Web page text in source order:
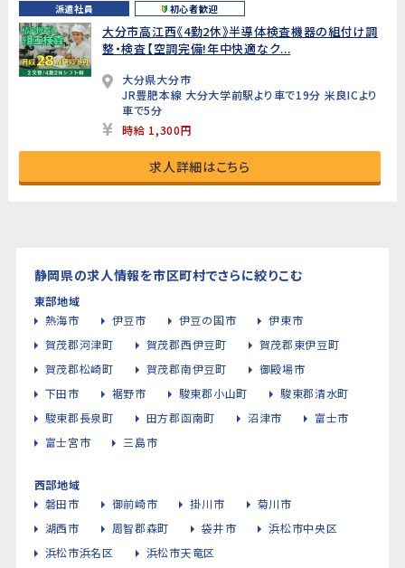
派遣社員 初心者歓迎
大分市高江西《4勤2休》半導体検査機器の組付け調
整・検査【空調完備!年中快適なク...
大分県大分市
JR豊肥本線 大分大学前駅より車で19分 米良ICより
車で5分
時給 1,300円
求人詳細はこちら
静岡県の求人情報を市区町村でさらに絞りこむ
東部地域
熱海市
伊豆市 伊豆の国市
伊東市
賀茂郡河津町
賀茂郡西伊豆町
賀茂郡東伊豆町
賀茂郡松崎町
賀茂郡南伊豆町
御殿場市
下田市
裾野市 駿東郡小山町
駿東郡清水町
駿東郡長泉町
田方郡函南町 沼津市
富士市
富士宮市
三島市
西部地域
磐田市
御前崎市 掛川市
菊川市
湖西市
周智郡森町 袋井市
浜松市中央区
浜松市浜名区
浜松市天竜区